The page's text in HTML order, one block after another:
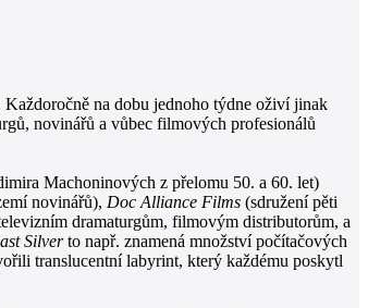
na dobu jednoho týdne oživí jinak
novinářů a vůbec filmových profesionálů
Machoninových z přelomu 50. a 60. let)
novinářů), Doc Alliance Films (sdružení pěti
dramaturgům, filmovým distributorům, a
Silverto např. znamená množství počítačových
translucentní labyrint, který každému poskytl